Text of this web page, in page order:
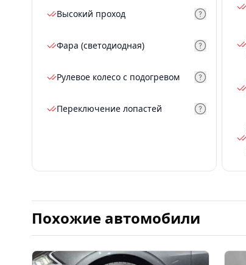
Высокий проход
Фара (светодиодная)
Рулевое колесо с подогревом
Переключение лопастей
Похожие автомобили